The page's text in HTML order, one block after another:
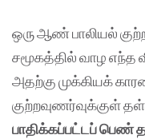
ஒரு ஆண் பாலியல்
சமூகத்தில் வாழ எந்த
அதற்கு முக்கியக்
குற்றவுணர்வுக்குள்
பாதிக்கப்பட்டப் பெண்